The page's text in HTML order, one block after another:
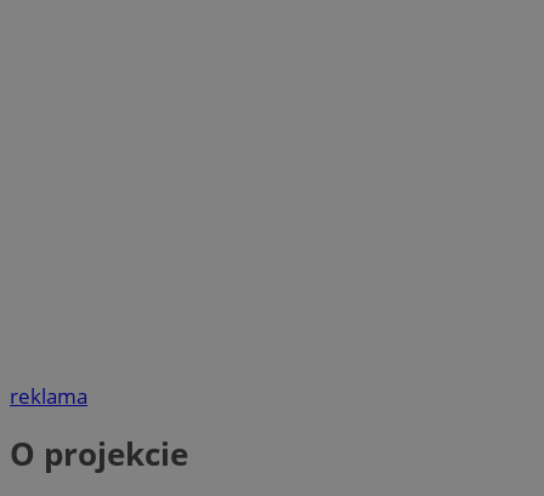
reklama
O projekcie